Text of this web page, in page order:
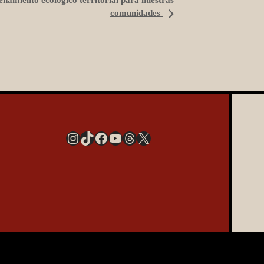
comunidades
InstagramTikTok Facebook YouTube Threads X